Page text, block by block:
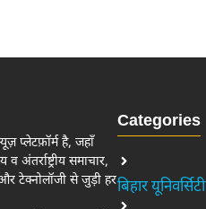
प्लेटफ़ॉर्म है, जहाँ
व अंतर्राष्ट्रीय समाचार,
टेक्नोलॉजी से जुड़ी हर
Categories
बिहार यूनिवर्सिटी